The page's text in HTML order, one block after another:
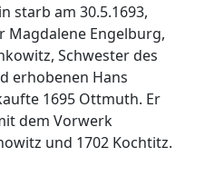
starb am 30.5.1693,
Magdalene Engelburg,
Schwester des
erhobenen Hans
1695 Ottmuth. Er
dem Vorwerk
und 1702 Kochtitz.